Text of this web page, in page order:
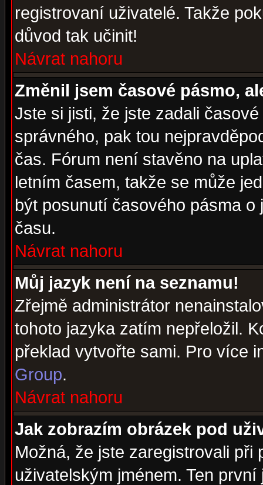
registrovaní uživatelé. Takže
důvod tak učinit!
Návrat nahoru
Změnil jsem časové pásmo,
Jste si jisti, že jste zadali
správného, pak tou
čas. Fórum není stavěno na
letním časem, takže se může
být posunutí časového pásma
času.
Návrat nahoru
Můj jazyk není na seznamu!
Zřejmě administrátor
tohoto jazyka zatím nepřeložil.
překlad vytvořte sami. Pro více
Group.
Návrat nahoru
Jak zobrazím obrázek pod
Možná, že jste zaregistrovali
uživatelským jménem. Ten